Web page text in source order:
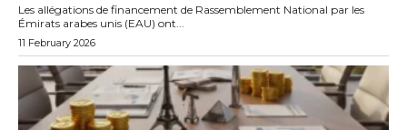
Les allégations de financement de Rassemblement National par les
Émirats arabes unis (EAU) ont...
11 February 2026